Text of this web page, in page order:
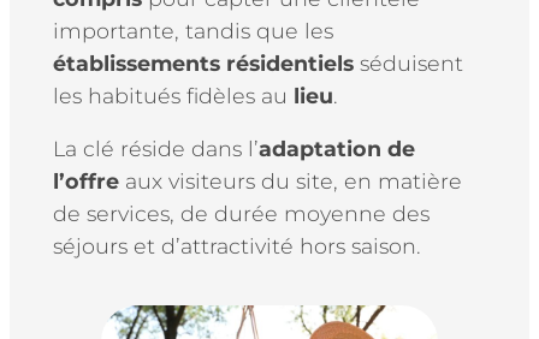
importante, tandis que les
établissements résidentielsséduisent
les habitués fidèles au lieu.
La clé réside dans l’adaptation de
l’offre aux visiteurs du site, en matière
de services, de durée moyenne des
séjours et d’attractivité hors saison.